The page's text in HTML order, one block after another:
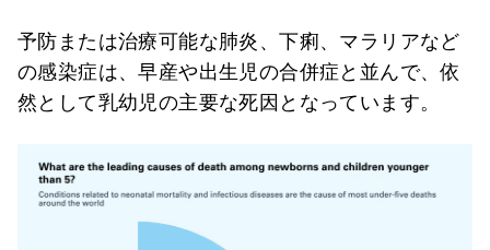
予防または治療可能な肺炎、下痢、マラリアなど
の感染症は、早産や出生児の合併症と並んで、依
然として乳幼児の主要な死因となっています。